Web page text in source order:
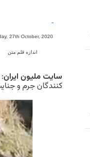
-
27th October, 2020
اندازه قلم متن
سایت ملیون ایران
کنندگان جرم و